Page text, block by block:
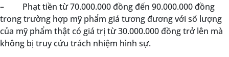
–
Phạt tiền từ 70.000.000 đồng đến 90.000.000 đồng
trong trường hợp mỹ phẩm giả tương đương với số lượng
của mỹ phẩm thật có giá trị từ 30.000.000 đồng trở lên mà
không bị truy cứu trách nhiệm hình sự.